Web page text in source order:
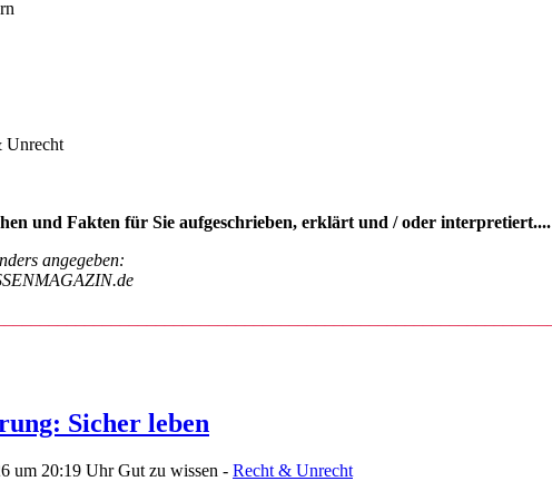
Unrecht
und Fakten für Sie aufgeschrieben, erklärt und / oder interpretiert....
angegeben:
Sicher leben
um 20:19 UhrGut zu wissen - Recht & Unrecht